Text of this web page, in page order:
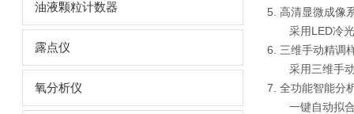
油液颗粒计数器
露点仪
氧分析仪
5. 高清显微成像
采用LED冷
6. 三维手动精调
采用三维手
7. 全功能智能分
一键自动拟